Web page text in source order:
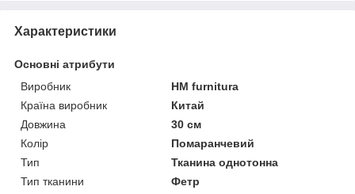
Характеристики
Основні атрибути
Виробник
HM furnitura
Країна виробник
Китай
Довжина
30 см
Колір
Помаранчевий
Тип
Тканина однотонна
Тип тканини
Фетр